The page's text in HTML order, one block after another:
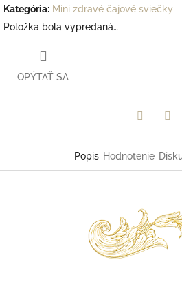
Kategória: Mini zdravé čajové sviečky
Položka bola vypredaná…
OPÝTAŤ SA
Popis Hodnotenie